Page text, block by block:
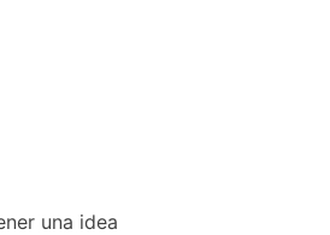
una idea